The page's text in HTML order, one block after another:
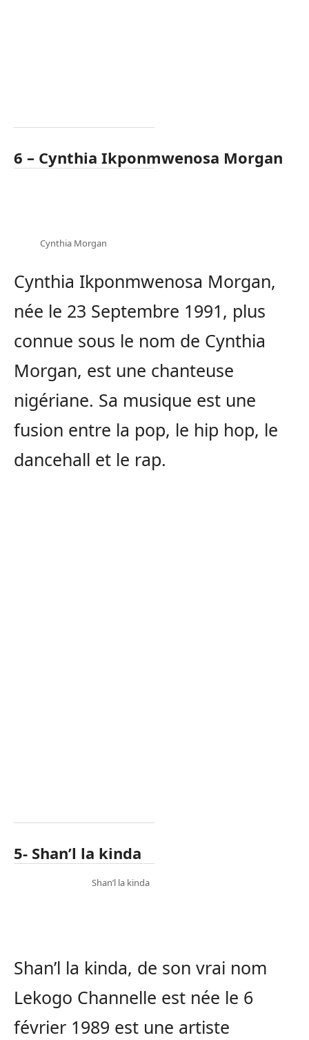
6 – Cynthia Ikponmwenosa Morgan
Cynthia Morgan
Cynthia Ikponmwenosa Morgan,
née le 23 Septembre 1991, plus
connue sous le nom de Cynthia
Morgan, est une chanteuse
nigériane. Sa musique est une
fusion entre la pop, le hip hop, le
dancehall et le rap.
5- Shan’l la kinda
Shan’l la kinda
Shan’l la kinda, de son vrai nom
Lekogo Channelle est née le 6
février 1989 est une artiste